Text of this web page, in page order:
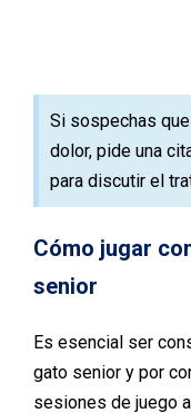
Si sospechas
dolor, pide una
para discutir el
Cómo jugar
senior
Es esencial ser
gato senior y por
sesiones de juego